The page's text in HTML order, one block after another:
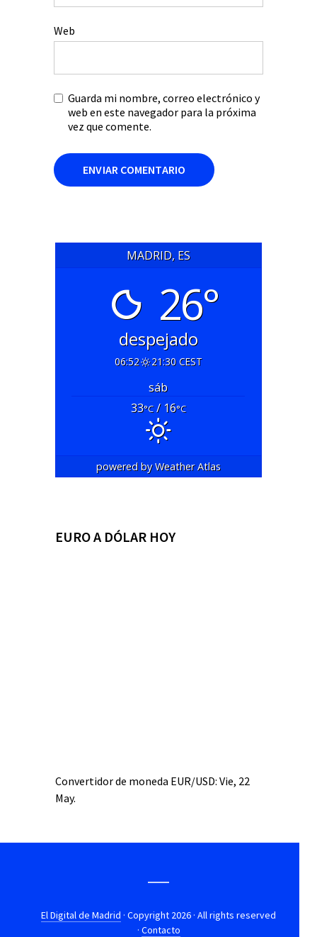
Web
Guarda mi nombre, correo electrónico y
web en este navegador para la próxima
vez que comente.
MADRID, ES
26°
despejado
06:52 21:30 CEST
sáb
33°C/ 16°C
powered byWeather Atlas
EURO A DÓLAR HOY
Convertidor de moneda EUR/USD: Vie, 22
May.
El Digital de Madrid · Copyright 2026 · All rights reserved
· Contacto